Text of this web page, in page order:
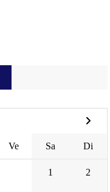
Ve Sa Di
1 2